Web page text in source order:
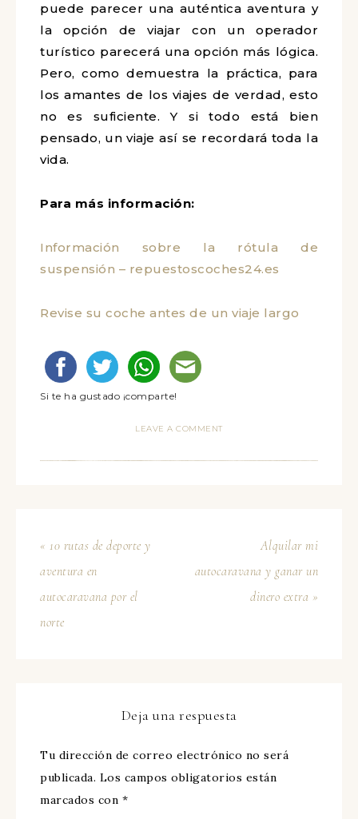
puede parecer una auténtica aventura y
la opción de viajar con un operador
turístico parecerá una opción más lógica.
Pero, como demuestra la práctica, para
los amantes de los viajes de verdad, esto
no es suficiente. Y si todo está bien
pensado, un viaje así se recordará toda la
vida.
Para más información:
Información sobre la rótula de
suspensión – repuestoscoches24.es
Revise su coche antes de un viaje largo
Si te ha gustado ¡comparte!
LEAVE A COMMENT
« 10 rutas de deporte y
aventura en
autocaravana por el
norte
Alquilar mi
autocaravana y ganar un
dinero extra »
Deja una respuesta
Tu dirección de correo electrónico no será
publicada. Los campos obligatorios están
marcados con *